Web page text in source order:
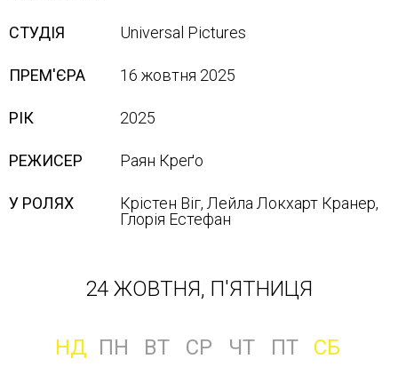
СТУДІЯ Universal Pictures
ПРЕМ'ЄРА 16 жовтня 2025
РІК 2025
РЕЖИСЕР Раян Креґо
У РОЛЯХ
Крістен Віг, Лейла Локхарт Кранер,
Глорія Естефан
24 ЖОВТНЯ, П'ЯТНИЦЯ
НД ПН ВТ СР ЧТ ПТ
СБ